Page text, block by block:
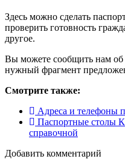
Здесь можно сделать
проверить готовность
другое.
Вы можете сообщить нам об
нужный фрагмент
Смотрите также:
Адреса и телефоны
Паспортные столы
справочной
Добавить комментарий